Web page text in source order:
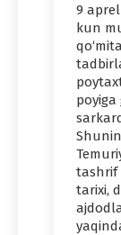
9
kun
tashrif
tarixi,